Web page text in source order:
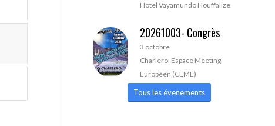
Hotel Vayamundo Houffalize
20261003- Congrès
3 octobre
Charleroi Espace Meeting
Européen (CEME)
Tous les évenements